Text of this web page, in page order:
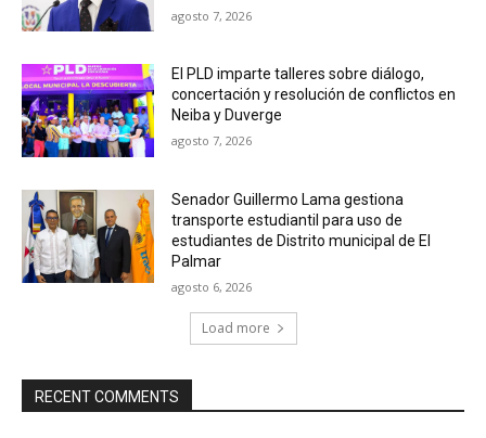
agosto 7, 2026
El PLD imparte talleres sobre diálogo,
concertación y resolución de conflictos en
Neiba y Duverge
agosto 7, 2026
Senador Guillermo Lama gestiona
transporte estudiantil para uso de
estudiantes de Distrito municipal de El
Palmar
agosto 6, 2026
Load more
RECENT COMMENTS